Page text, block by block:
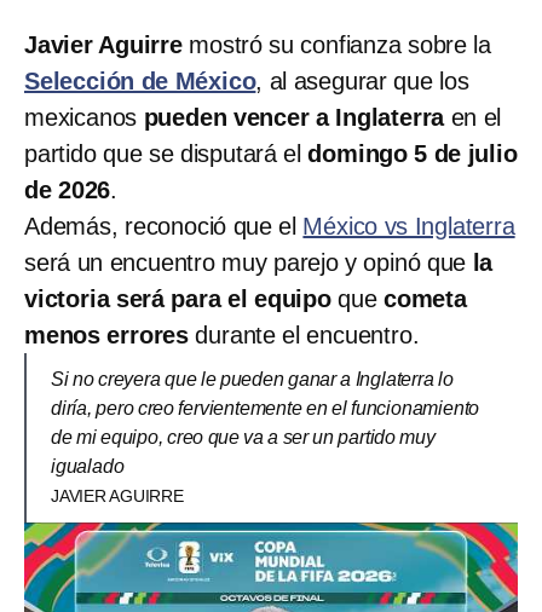
Javier Aguirre mostró su confianza sobre la
Selección de México, al asegurar que los
mexicanos pueden vencer a Inglaterraen el
partido que se disputará eldomingo 5 de julio
de 2026.
Además, reconoció que el México vs Inglaterra
será un encuentro muy parejo y opinó que la
victoria será para el equipoquecometa
menos errores durante el encuentro.
Si no creyera que le pueden ganar a Inglaterra lo
diría, pero creo fervientemente en el funcionamiento
de mi equipo, creo que va a ser un partido muy
igualado
JAVIER AGUIRRE